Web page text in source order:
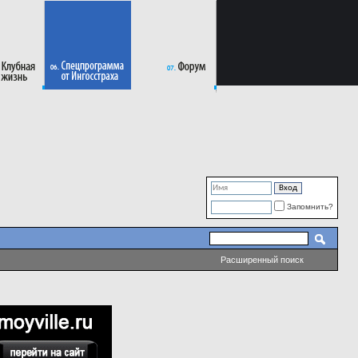
Запомнить?
Расширенный поиск